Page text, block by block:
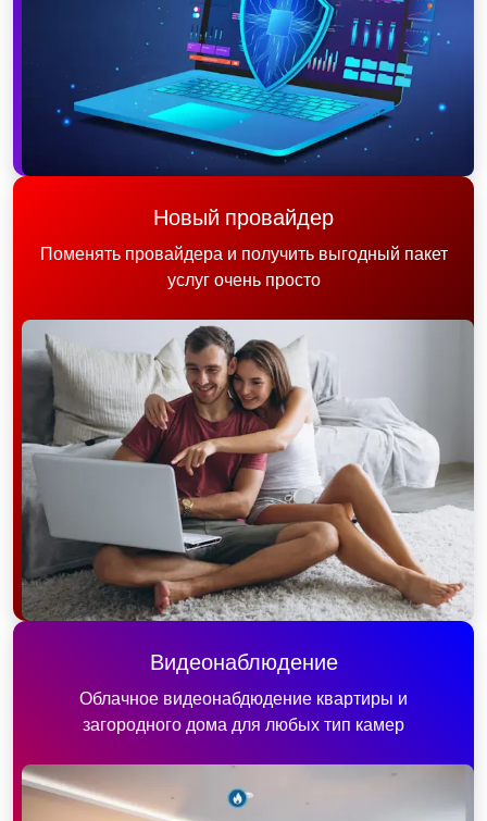
Новый провайдер
Поменять провайдера и получить выгодный пакет
услуг очень просто
Видеонаблюдение
Облачное видеонабдюдение квартиры и
загородного дома для любых тип камер